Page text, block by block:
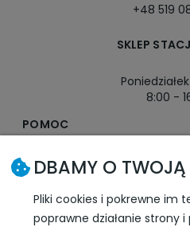
+48 519
SKLEP
8:00 -
POMOC
MOJE KONTO
PŁATNOŚCI I DOSTAWA
DBAMY O
Pliki cookies i pokrewne im
poprawne działanie strony